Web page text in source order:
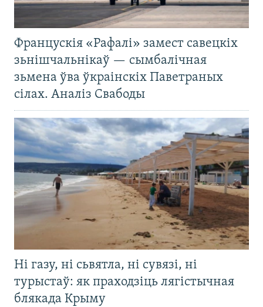
Францускія «Рафалі» замест савецкіх
зьнішчальнікаў — сымбалічная
зьмена ўва ўкраінскіх Паветраных
сілах. Аналіз Свабоды
Ні газу, ні сьвятла, ні сувязі, ні
турыстаў: як праходзіць лягістычная
блякада Крыму